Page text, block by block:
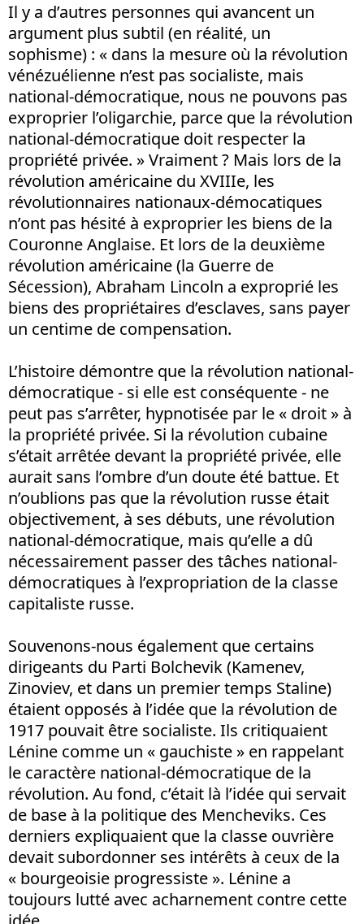
Il y a d’autres personnes qui avancent un
argument plus subtil (en réalité, un
sophisme) : « dans la mesure où la révolution
vénézuélienne n’est pas socialiste, mais
national-démocratique, nous ne pouvons pas
exproprier l’oligarchie, parce que la révolution
national-démocratique doit respecter la
propriété privée. » Vraiment ? Mais lors de la
révolution américaine du XVIIIe, les
révolutionnaires nationaux-démocatiques
n’ont pas hésité à exproprier les biens de la
Couronne Anglaise. Et lors de la deuxième
révolution américaine (la Guerre de
Sécession), Abraham Lincoln a exproprié les
biens des propriétaires d’esclaves, sans payer
un centime de compensation.
L’histoire démontre que la révolution national-
démocratique - si elle est conséquente - ne
peut pas s’arrêter, hypnotisée par le « droit » à
la propriété privée. Si la révolution cubaine
s’était arrêtée devant la propriété privée, elle
aurait sans l’ombre d’un doute été battue. Et
n’oublions pas que la révolution russe était
objectivement, à ses débuts, une révolution
national-démocratique, mais qu’elle a dû
nécessairement passer des tâches national-
démocratiques à l’expropriation de la classe
capitaliste russe.
Souvenons-nous également que certains
dirigeants du Parti Bolchevik (Kamenev,
Zinoviev, et dans un premier temps Staline)
étaient opposés à l’idée que la révolution de
1917 pouvait être socialiste. Ils critiquaient
Lénine comme un « gauchiste » en rappelant
le caractère national-démocratique de la
révolution. Au fond, c’était là l’idée qui servait
de base à la politique des Mencheviks. Ces
derniers expliquaient que la classe ouvrière
devait subordonner ses intérêts à ceux de la
« bourgeoisie progressiste ». Lénine a
toujours lutté avec acharnement contre cette